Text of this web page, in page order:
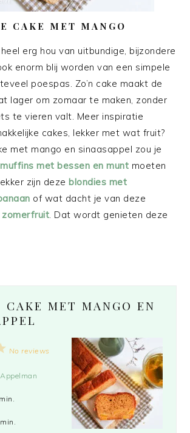
CAKE MET MANGO
erg hou van uitbundige, bijzondere
enorm blij worden van een simpele
poespas. Zo’n cake maakt de
lager om zomaar te maken, zonder
te vieren valt. Meer inspiratie
cakes, lekker met wat fruit?
met mango en sinaasappel zou je
muffins met bessen en munt moeten
zijn dezeblondies met
of wat dacht je van deze
zomerfruit. Dat wordt genieten deze
CAKE MET MANGO EN
5No reviews